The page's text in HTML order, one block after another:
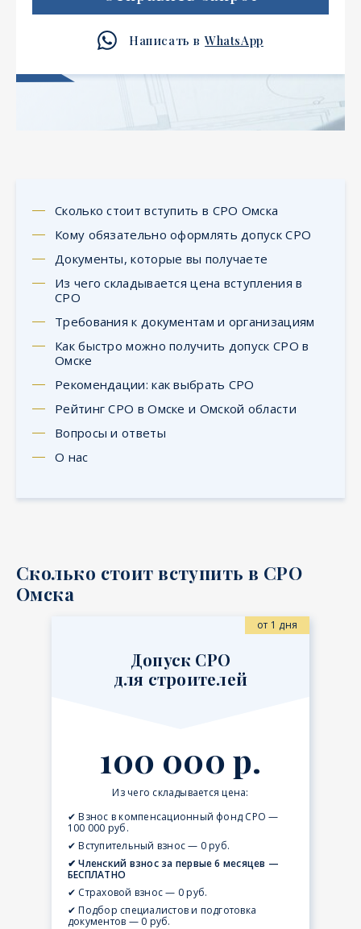
Написать в WhatsApp
Сколько стоит вступить в СРО Омска
Кому обязательно оформлять допуск СРО
Документы, которые вы получаете
Из чего складывается цена вступления в
СРО
Требования к документам и организациям
Как быстро можно получить допуск СРО в
Омске
Рекомендации: как выбрать СРО
Рейтинг СРО в Омске и Омской области
Вопросы и ответы
О нас
Сколько стоит вступить в СРО
Омска
от 1 дня
Допуск СРО
для строителей
100 000 р.
Из чего складывается цена:
✔ Взнос в компенсационный фонд СРО —
100 000 руб.
✔ Вступительный взнос — 0 руб.
✔ Членский взнос за первые 6 месяцев —
БЕСПЛАТНО
✔ Страховой взнос — 0 руб.
✔ Подбор специалистов и подготовка
документов — 0 руб.